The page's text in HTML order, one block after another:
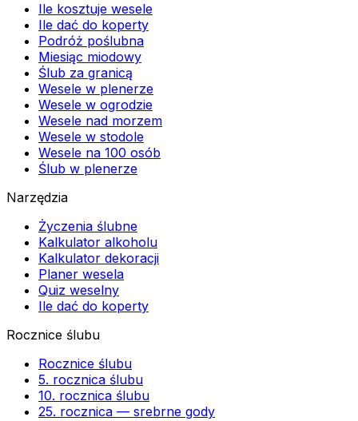
Ile kosztuje wesele
Ile dać do koperty
Podróż poślubna
Miesiąc miodowy
Ślub za granicą
Wesele w plenerze
Wesele w ogrodzie
Wesele nad morzem
Wesele w stodole
Wesele na 100 osób
Ślub w plenerze
Narzędzia
Życzenia ślubne
Kalkulator alkoholu
Kalkulator dekoracji
Planer wesela
Quiz weselny
Ile dać do koperty
Rocznice ślubu
Rocznice ślubu
5. rocznica ślubu
10. rocznica ślubu
25. rocznica — srebrne gody